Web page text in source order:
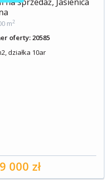
m2
oferty: 20585
działka 10ar
000 zł